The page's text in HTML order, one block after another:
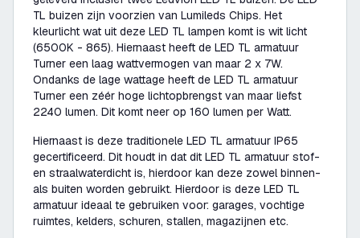
TL buizen zijn voorzien van Lumileds Chips. Het
kleurlicht wat uit deze LED TL lampen komt is wit licht
(6500K - 865). Hiernaast heeft de LED TL armatuur
Turner een laag wattvermogen van maar 2 x 7W.
Ondanks de lage wattage heeft de LED TL armatuur
Turner een zéér hoge lichtopbrengst van maar liefst
2240 lumen. Dit komt neer op 160 lumen per Watt.
Hiernaast is deze traditionele LED TL armatuur IP65
gecertificeerd. Dit houdt in dat dit LED TL armatuur stof-
en straalwaterdicht is, hierdoor kan deze zowel binnen-
als buiten worden gebruikt. Hierdoor is deze LED TL
armatuur ideaal te gebruiken voor: garages, vochtige
ruimtes, kelders, schuren, stallen, magazijnen etc.